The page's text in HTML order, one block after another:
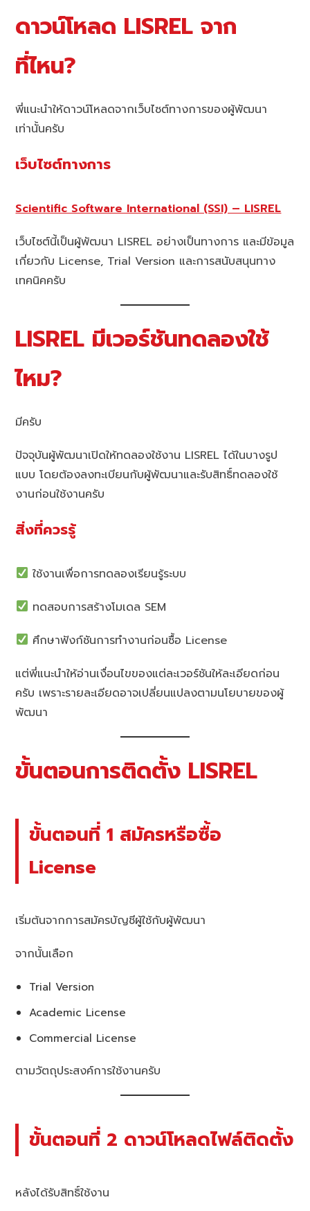
ดาวน์โหลด LISREL จาก
ที่ไหน?
พี่แนะนำให้ดาวน์โหลดจากเว็บไซต์ทางการของผู้พัฒนา
เท่านั้นครับ
เว็บไซต์ทางการ
Scientific Software International (SSI) – LISREL
เว็บไซต์นี้เป็นผู้พัฒนา LISREL อย่างเป็นทางการ และมีข้อมูล
เกี่ยวกับ License, Trial Version และการสนับสนุนทาง
เทคนิคครับ
LISREL มีเวอร์ชันทดลองใช้
ไหม?
มีครับ
ปัจจุบันผู้พัฒนาเปิดให้ทดลองใช้งาน LISREL ได้ในบางรูป
แบบ โดยต้องลงทะเบียนกับผู้พัฒนาและรับสิทธิ์ทดลองใช้
งานก่อนใช้งานครับ
สิ่งที่ควรรู้
ใช้งานเพื่อการทดลองเรียนรู้ระบบ
ทดสอบการสร้างโมเดล SEM
ศึกษาฟังก์ชันการทำงานก่อนซื้อ License
แต่พี่แนะนำให้อ่านเงื่อนไขของแต่ละเวอร์ชันให้ละเอียดก่อน
ครับ เพราะรายละเอียดอาจเปลี่ยนแปลงตามนโยบายของผู้
พัฒนา
ขั้นตอนการติดตั้ง LISREL
ขั้นตอนที่ 1 สมัครหรือซื้อ
License
เริ่มต้นจากการสมัครบัญชีผู้ใช้กับผู้พัฒนา
จากนั้นเลือก
Trial Version
Academic License
Commercial License
ตามวัตถุประสงค์การใช้งานครับ
ขั้นตอนที่ 2 ดาวน์โหลดไฟล์ติดตั้ง
หลังได้รับสิทธิ์ใช้งาน